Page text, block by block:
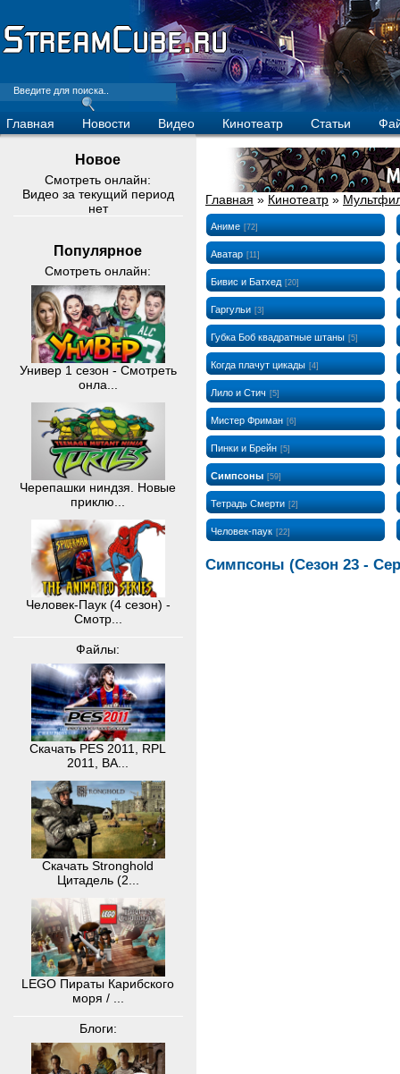
Главная Новости Видео Кинотеатр Статьи
Новое
Смотреть онлайн:
Видео за текущий период
нет
Популярное
Смотреть онлайн:
Универ 1 сезон - Смотреть
онла...
Черепашки ниндзя. Новые
приклю...
Человек-Паук (4 сезон) -
Смотр...
Файлы:
Скачать PES 2011, RPL
2011, BA...
Скачать Stronghold
Цитадель (2...
LEGO Пираты Карибского
моря / ...
Блоги:
Главная » Кинотеатр »
Аниме [72]
Аватар [11]
Бивис и Батхед [20]
Гаргульи [3]
Губка Боб квадратные штаны [5]
Когда плачут цикады [4]
Лило и Стич [5]
Мистер Фриман [6]
Пинки и Брейн [5]
Симпсоны [59]
Тетрадь Смерти [2]
Человек-паук [22]
Симпсоны (Сезон 23 -